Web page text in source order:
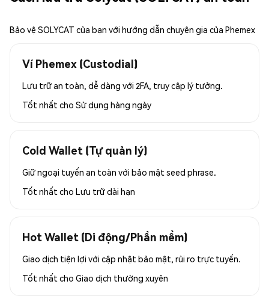
Bảo vệ SOLYCAT của bạn với hướng dẫn chuyên gia của Phemex
Ví Phemex (Custodial)
Lưu trữ an toàn, dễ dàng với 2FA, truy cập lý tưởng.
Tốt nhất cho Sử dụng hàng ngày
Cold Wallet (Tự quản lý)
Giữ ngoại tuyến an toàn với bảo mật seed phrase.
Tốt nhất cho Lưu trữ dài hạn
Hot Wallet (Di động/Phần mềm)
Giao dịch tiện lợi với cập nhật bảo mật, rủi ro trực tuyến.
Tốt nhất cho Giao dịch thường xuyên